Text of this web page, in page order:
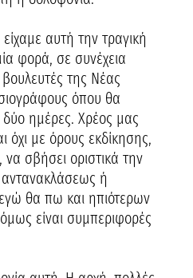
αυτή την τραγική
φορά, σε συνέχεια
της Νέας
όπου θα
δύο ημέρες. Χρέος μας
όχι με όρους εκδίκησης,
σβήσει οριστικά την
αντανακλάσεως ή
θα πω και ηπιότερων
είναι συμπεριφορές